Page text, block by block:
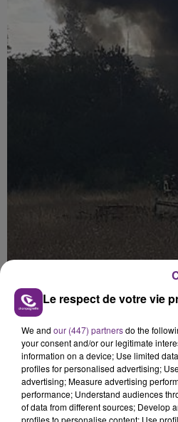
Le respect de votre vie
We and our (447) partnersdo the
your consent and/or our legitimate
information on a device; Use limited
profiles for personalised advertising;
advertising; Measure advertising
performance; Understand audiences
of data from different sources; Develop
profiles to personalise content; Use